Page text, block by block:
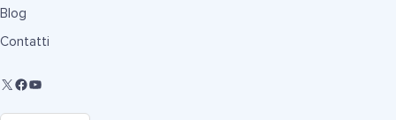
Blog
Contatti